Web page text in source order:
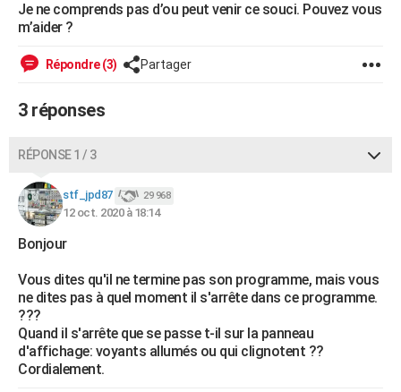
Guides de France
Escapades
Patrimoine
Expositions
Musées
Week-end nature
LIFESTYLE
Art de vivre
Bien-être
Loisirs
Mode
Modes de vie
SANTE
BONS PLANS
CARTE DE VOEUX
Carte de Noël
Carte Bonne année
Carte Saint-Valentin
Carte Pâques
Carte d'anniversaire
DICTIONNAIRE
Dictionnaire
Biographies
Citations
Expressions
Proverbes
PROGRAMME TV
COPAINS D'AVANT
Je ne comprends pas d’ou peut venir ce souci. Pouvez vous
m’aider ?
Répondre (3) Partager
3 réponses
RÉPONSE 1 / 3
stf_jpd87 29 968
12 oct. 2020 à 18:14
Bonjour
Vous dites qu'il ne termine pas son programme, mais vous
ne dites pas à quel moment il s'arrête dans ce programme.
???
Quand il s'arrête que se passe t-il sur la panneau
d'affichage: voyants allumés ou qui clignotent ??
Cordialement.